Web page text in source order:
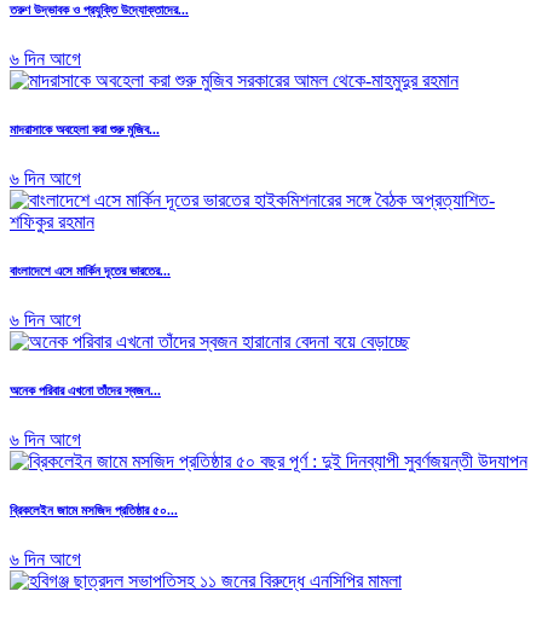
তরুণ উদ্ভাবক ও প্রযুক্তি উদ্যোক্তাদের...
৬ দিন আগে
মাদরাসাকে অবহেলা করা শুরু মুজিব...
৬ দিন আগে
বাংলাদেশে এসে মার্কিন দূতের ভারতের...
৬ দিন আগে
অনেক পরিবার এখনো তাঁদের স্বজন...
৬ দিন আগে
ব্রিকলেইন জামে মসজিদ প্রতিষ্ঠার ৫০...
৬ দিন আগে